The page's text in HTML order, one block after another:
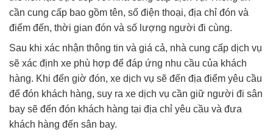
cần cung cấp bao gồm tên, số điện thoại, địa chỉ đón và
điểm đến, thời gian đón và số lượng người đi cùng.
Sau khi xác nhận thông tin và giá cả, nhà cung cấp dịch vụ
sẽ xác định xe phù hợp để đáp ứng nhu cầu của khách
hàng. Khi đến giờ đón, xe dịch vụ sẽ đến địa điểm yêu cầu
để đón khách hàng, suy ra xe dịch vụ cần giữ người đi sân
bay sẽ đến đón khách hàng tại địa chỉ yêu cầu và đưa
khách hàng đến sân bay.